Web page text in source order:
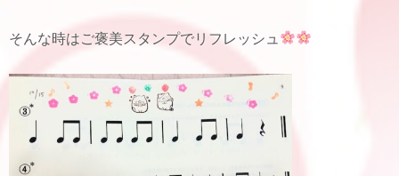
そんな時はご褒美スタンプでリフレッシュ